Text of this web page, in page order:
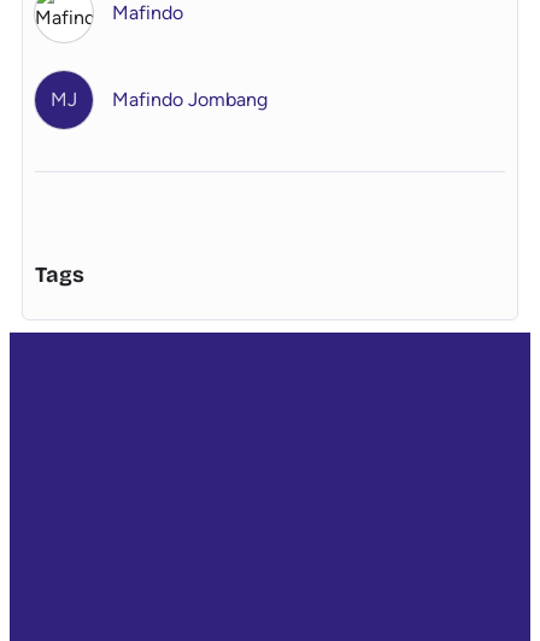
Mafindo
MJ Mafindo Jombang
Tags